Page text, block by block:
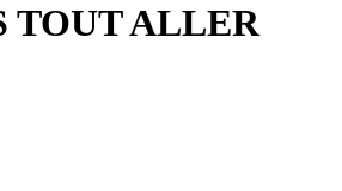
TOUT ALLER